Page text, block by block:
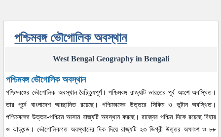
পশ্চিমবঙ্গ ভৌগোলিক অবস্থান
West Bengal Geography in Bengali
পশ্চিমবঙ্গ ভৌগোলিক অবস্থান
পশ্চিমবঙ্গের ভৌগোলিক অবস্থান বৈচিত্র্যপূর্ণ। পশ্চিমবঙ্গ রাজ্যটি ভারতের পূর্ব অংশে অবস্থিত।
তার পূর্বে বাংলাদেশ আচ্ছাদিত রয়েছে। পশ্চিমবঙ্গের উত্তরে সিকিম ও ভূটান অবস্থিত।
পশ্চিমবঙ্গের উত্তর-পশ্চিমে আসাম রাজ্যটি অবস্থান করছে। রাজ্যের পশ্চিম দিকে রয়েছে বিহার
ও ঝাড়খন্ড। ভৌগোলিকগত অবস্থানের দিক দিয়ে রাজ্যটি ২৩ ডিগ্রী উত্তর অক্ষাংশ ও ৮৮